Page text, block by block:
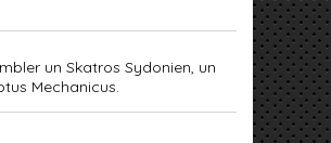
un Skatros Sydonien, un
Mechanicus.